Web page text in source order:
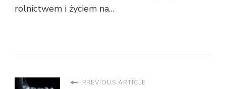
rolnictwem i życiem na…
PREVIOUS ARTICLE